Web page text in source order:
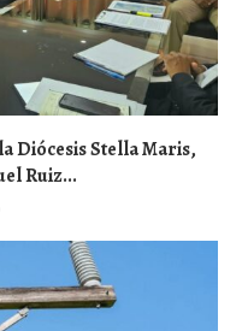
Diócesis Stella Maris,
Ruiz...